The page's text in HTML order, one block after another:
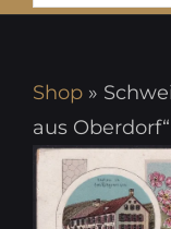
Shop »
aus